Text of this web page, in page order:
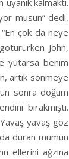
kalmaktı.
musun” dedi,
çok da neye
götürürken John,
yutarsa benim
artık sönmeye
sonra doğum
bırakmıştı.
yavaş göz
duran mumun
ellerini ağzına